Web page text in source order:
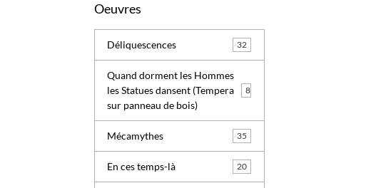
Oeuvres
Déliquescences 32
Quand dorment les Hommes
les Statues dansent (Tempera
sur panneau de bois)
8
Mécamythes 35
En ces temps-là 20